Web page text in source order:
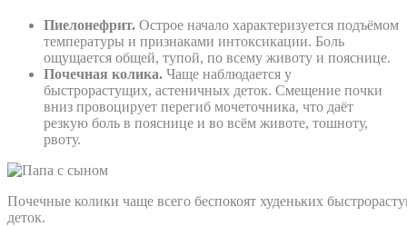
Пиелонефрит. Острое начало характеризуется подъёмом
температуры и признаками интоксикации. Боль
ощущается общей, тупой, по всему животу и пояснице.
Почечная колика. Чаще наблюдается у
быстрорастущих, астеничных деток. Смещение почки
вниз провоцирует перегиб мочеточника, что даёт
резкую боль в пояснице и во всём животе, тошноту,
рвоту.
Почечные колики чаще всего беспокоят худеньких
деток.